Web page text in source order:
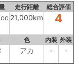
走行距離 総合評価
21,000km 4
色 内装 外装
アカ - -